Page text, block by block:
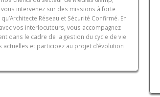
intervenez sur des missions à forte
Réseau et Sécurité Confirmé. En
vos interlocuteurs, vous accompagnez
dans le cadre de la gestion du cycle de vie
et participez au projet d’évolution